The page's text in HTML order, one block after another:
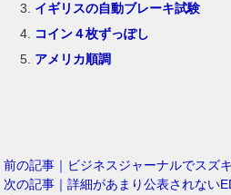
イギリスの自動ブレーキ試験
コイン４枚ずっぽし
アメリカ順調
前の記事｜ビジネスジャーナルでスズ
次の記事｜詳細があまり公表されない